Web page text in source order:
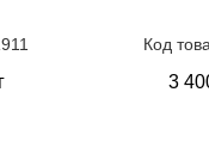
Код
3